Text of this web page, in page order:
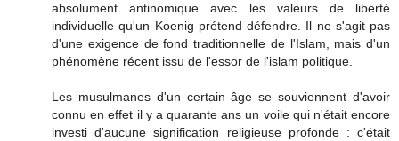
absolument antinomique avec les valeurs de liberté
individuelle qu'un Koenig prétend défendre. Il ne s'agit pas
d'une exigence de fond traditionnelle de l'Islam, mais d'un
phénomène récent issu de l'essor de l'islam politique.
Les musulmanes d'un certain âge se souviennent d'avoir
connu en effet il y a quarante ans un voile qui n'était encore
investi d'aucune signification religieuse profonde : c'était